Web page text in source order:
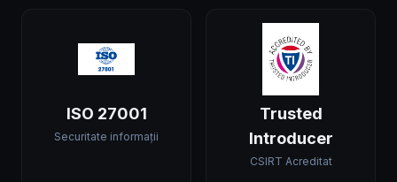
ISO 27001
Securitate informații
Trusted
Introducer
CSIRT Acreditat